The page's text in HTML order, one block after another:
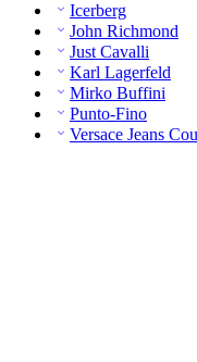
Icerberg
John Richmond
Just Cavalli
Karl Lagerfeld
Mirko Buffini
Punto-Fino
Versace Jeans